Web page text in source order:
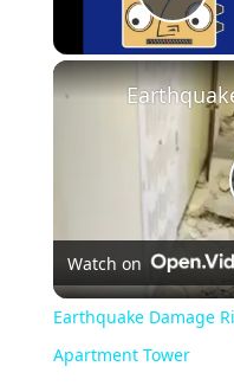
Watch on
Earthquake Damage
Apartment Tower